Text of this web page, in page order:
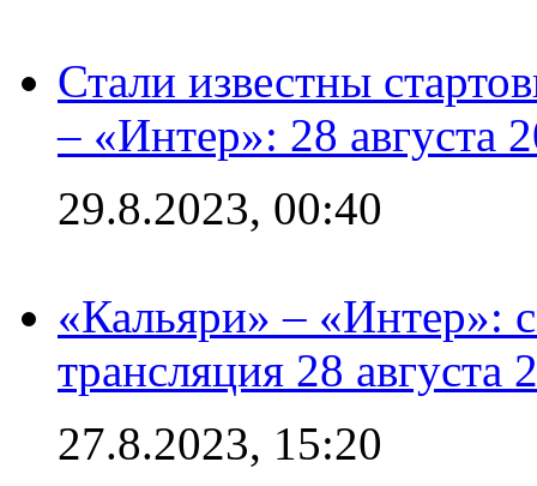
Стали известны
– «Интер»: 28 августа
29.8.2023, 00:40
«Кальяри» – «Интер»:
трансляция 28 августа
27.8.2023, 15:20